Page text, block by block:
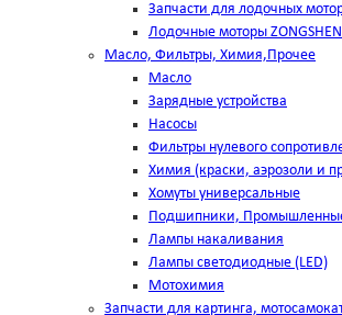
Запчасти для лодочных
Лодочные моторы
Масло, Фильтры, Химия,Прочее
Масло
Зарядные устройства
Насосы
Фильтры нулевого
Химия (краски, аэрозоли и
Хомуты универсальные
Подшипники,
Лампы накаливания
Лампы светодиодные (LED)
Мотохимия
Запчасти для картинга,